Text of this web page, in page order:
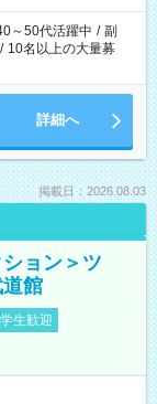
～50代活躍中 / 副
/ 10名以上の大量募
詳細へ
掲載日：2026.08.03
ョン＞ツ
館
生歓迎